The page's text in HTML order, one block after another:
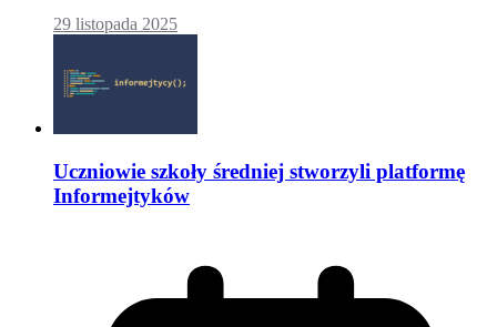
29 listopada 2025
Uczniowie szkoły średniej stworzyli platformę
Informejtyków